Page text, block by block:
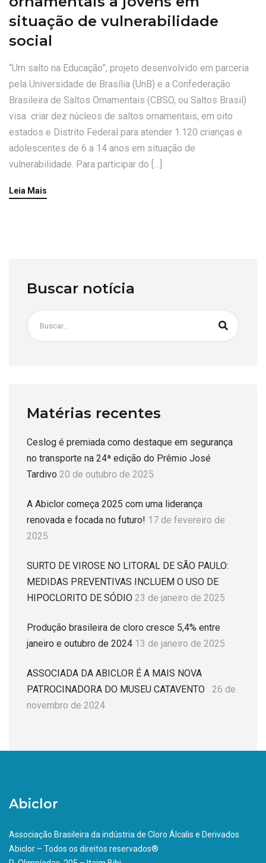
situação de vulnerabilidade
social
“Um salto na Educação”, projeto desenvolvido em parceria
pela Universidade de Brasília (UnB) e a Confederação
Brasileira de Saltos Ornamentais (CBSO, ou Saltos Brasil)
visa criar dez núcleos de saltos ornamentais, em oito
estados e Distrito Federal para atender 1.120 crianças e
adolescentes de 6 a 14 anos em situação de
vulnerabilidade. Para participar do […]
Leia Mais
Buscar notícia
Matérias recentes
Ceslog é premiada como destaque em segurança
no transporte na 24ª edição do Prêmio José
Tardivo 20 de outubro de 2025
A Abiclor começa 2025 com uma liderança
renovada e focada no futuro! 17 de fevereiro de
2025
SURTO DE VIROSE NO LITORAL DE SÃO PAULO:
MEDIDAS PREVENTIVAS INCLUEM O USO DE
HIPOCLORITO DE SÓDIO 23 de janeiro de 2025
Produção brasileira de cloro cresce 5,4% entre
janeiro e outubro de 2024 13 de janeiro de 2025
ASSOCIADA DA ABICLOR É A MAIS NOVA
PATROCINADORA DO MUSEU CATAVENTO
26 de
novembro de 2024
Abiclor
Associação Brasileira da indústria de Cloro Álcalis e Derivados
Abiclor – Todos os direitos reservados®